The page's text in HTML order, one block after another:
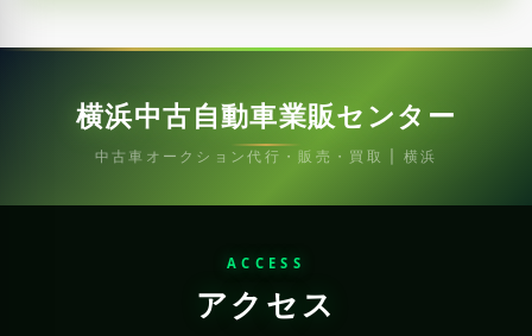
横浜中古自動車業販センター
中古車オークション代行・販売・買取 | 横浜
ACCESS
アクセス